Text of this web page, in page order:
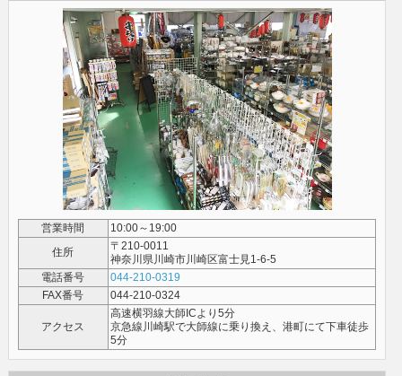
営業時間
10:00～19:00
住所
〒210-0011
神奈川県川崎市川崎区富士見1-6-5
電話番号
044-210-0319
FAX番号
044-210-0324
アクセス
高速横羽線大師ICより5分
京急線川崎駅で大師線に乗り換え、港町にて下車徒歩
5分